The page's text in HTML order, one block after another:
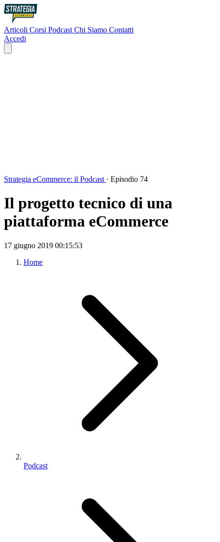
Articoli Corsi Podcast Chi Siamo Contatti
Accedi
Strategia eCommerce: il Podcast · Episodio 74
Il progetto tecnico di una
piattaforma eCommerce
17 giugno 2019 00:15:53
Home
Podcast